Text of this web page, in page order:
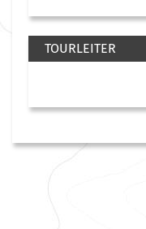
TOURLEITER